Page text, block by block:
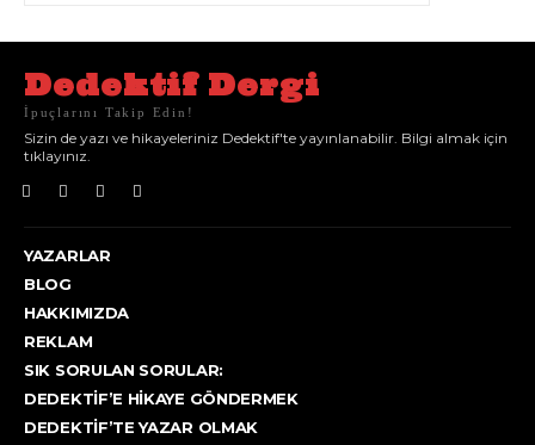
Dedektif Dergi
İpuçlarını Takip Edin!
Sizin de yazı ve hikayeleriniz Dedektif'te yayınlanabilir. Bilgi almak için
tıklayınız.
YAZARLAR
BLOG
HAKKIMIZDA
REKLAM
SIK SORULAN SORULAR:
DEDEKTIF’E HIKAYE GÖNDERMEK
DEDEKTIF’TE YAZAR OLMAK